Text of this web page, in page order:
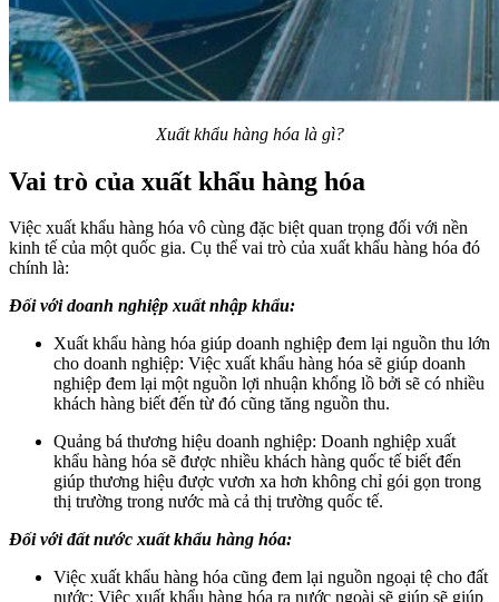
Xuất khẩu hàng hóa là gì?
Vai trò của xuất khẩu hàng hóa
Việc xuất khẩu hàng hóa vô cùng đặc biệt quan trọng đối với nền
kinh tế của một quốc gia. Cụ thể vai trò của xuất khẩu hàng hóa đó
chính là:
Đối với doanh nghiệp xuất nhập khẩu:
Xuất khẩu hàng hóa giúp doanh nghiệp đem lại nguồn thu lớn
cho doanh nghiệp: Việc xuất khẩu hàng hóa sẽ giúp doanh
nghiệp đem lại một nguồn lợi nhuận khổng lồ bởi sẽ có nhiều
khách hàng biết đến từ đó cũng tăng nguồn thu.
Quảng bá thương hiệu doanh nghiệp: Doanh nghiệp xuất
khẩu hàng hóa sẽ được nhiều khách hàng quốc tế biết đến
giúp thương hiệu được vươn xa hơn không chỉ gói gọn trong
thị trường trong nước mà cả thị trường quốc tế.
Đối với đất nước xuất khẩu hàng hóa:
Việc xuất khẩu hàng hóa cũng đem lại nguồn ngoại tệ cho đất
nước: Việc xuất khẩu hàng hóa ra nước ngoài sẽ giúp sẽ giúp